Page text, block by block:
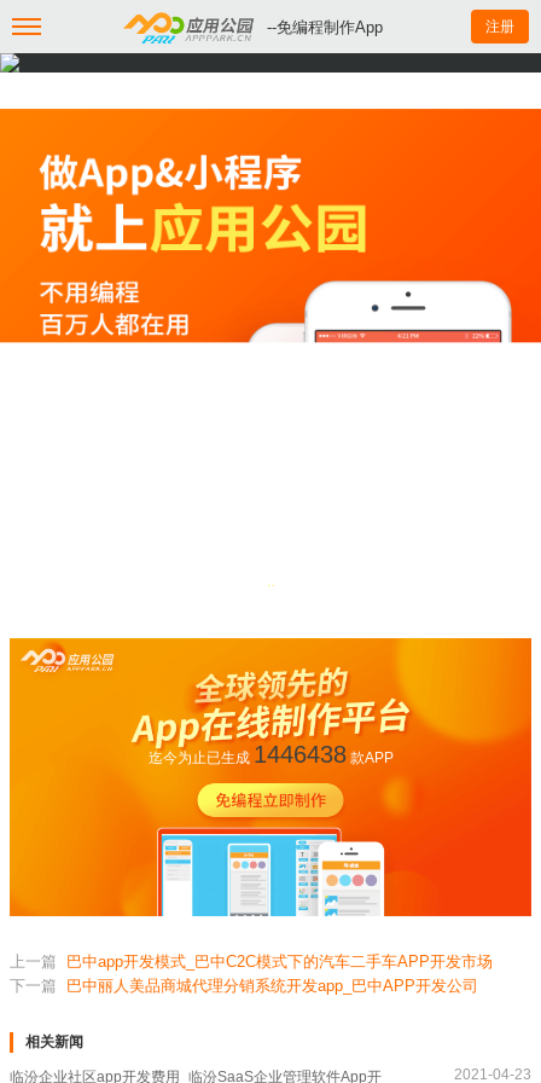
--免编程制作App 注册
迄今为止已生成 1446438款APP
上一篇
巴中app开发模式_巴中C2C模式下的汽车二手车APP开发市场
下一篇
巴中丽人美品商城代理分销系统开发app_巴中APP开发公司
相关新闻
临汾企业社区app开发费用_临汾SaaS企业管理软件App开 2021-04-23